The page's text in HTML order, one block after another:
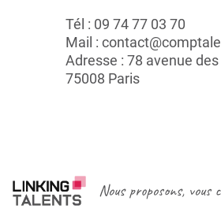
Tél : 09 74 77 03 70
Mail :
Adresse : 78 avenue
75008 Paris
Nous proposons, vous